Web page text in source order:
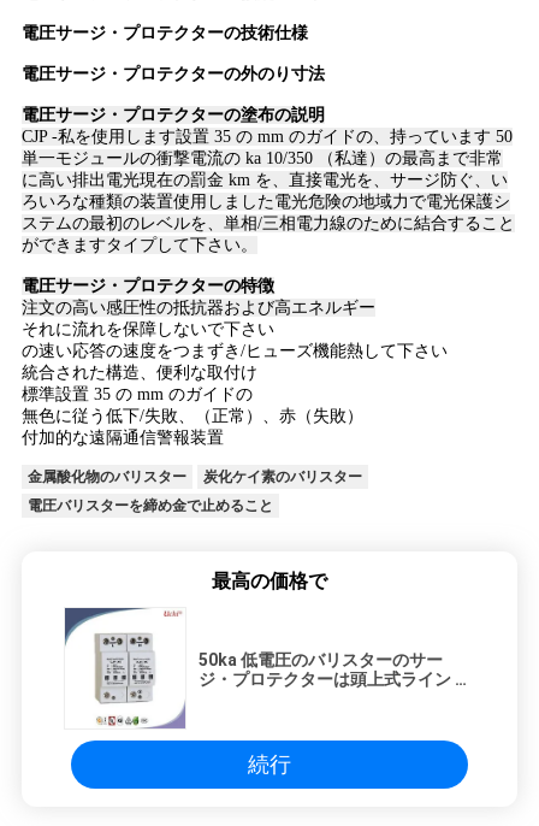
さ
い
ニ
ュ
ー
ス
引
用
を
電圧サージ・プロテクターの技術仕様
電圧サージ・プロテクターの外のり寸法
電圧サージ・プロテクターの塗布の説明
CJP -私を使用します設置 35 の mm のガイドの、持っています 50
単一モジュールの衝撃電流の ka 10/350 （私達）の最高まで非常
に高い排出電光現在の罰金 km を、直接電光を、サージ防ぐ、い
ろいろな種類の装置使用しました電光危険の地域力で電光保護シ
ステムの最初のレベルを、単相/三相電力線のために結合すること
ができますタイプして下さい。
電圧サージ・プロテクターの特徴
注文の高い感圧性の抵抗器および高エネルギー
それに流れを保障しないで下さい
の速い応答の速度をつまずき/ヒューズ機能熱して下さい
統合された構造、便利な取付け
標準設置 35 の mm のガイドの
無色に従う低下/失敗、（正常）、赤（失敗）
付加的な遠隔通信警報装置
金属酸化物のバリスター
炭化ケイ素のバリスター
電圧バリスターを締め金で止めること
最高の価格で
50ka 低電圧のバリスターのサー
ジ・プロテクターは頭上式ライン ド
続行